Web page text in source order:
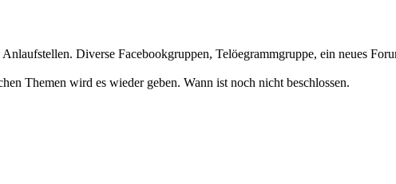
Diverse Facebookgruppen, Telöegrammgruppe, ein neues
Themen wird es wieder geben. Wann ist noch nicht beschlossen.